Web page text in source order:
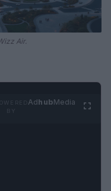
Air.
AdhubMedia